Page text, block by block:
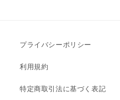
プライバシーポリシー
利用規約
特定商取引法に基づく表記